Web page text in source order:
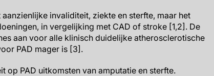
invaliditeit, ziekte en sterfte, maar het
in vergelijking met CAD of stroke [1,2]. De
aan voor alle klinisch duidelijke atherosclerotische
PAD mager is [3].
op PAD uitkomsten van amputatie en sterfte.